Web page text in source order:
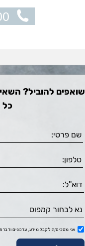
שואפים להוביל?
כל
אני מסכים/ה לקבל מידע, עדכונים ודבר